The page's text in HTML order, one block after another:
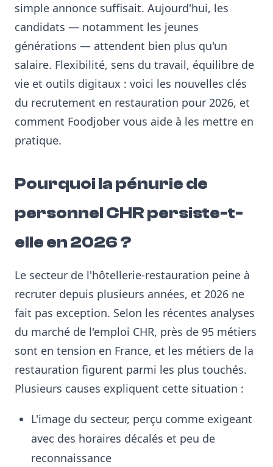
simple annonce suffisait. Aujourd'hui, les
candidats — notamment les jeunes
générations — attendent bien plus qu'un
salaire. Flexibilité, sens du travail, équilibre de
vie et outils digitaux : voici les nouvelles clés
du recrutement en restauration pour 2026, et
comment Foodjober vous aide à les mettre en
pratique.
Pourquoi la pénurie de
personnel CHR persiste-t-
elle en 2026 ?
Le secteur de l'hôtellerie-restauration peine à
recruter depuis plusieurs années, et 2026 ne
fait pas exception. Selon les récentes analyses
du marché de l'emploi CHR, près de 95 métiers
sont en tension en France, et les métiers de la
restauration figurent parmi les plus touchés.
Plusieurs causes expliquent cette situation :
L'image du secteur, perçu comme exigeant
avec des horaires décalés et peu de
reconnaissance